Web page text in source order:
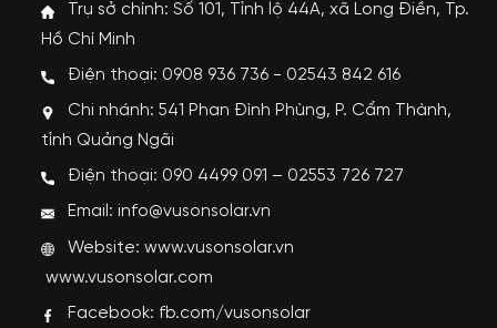
Trụ sở chính: Số 101, Tỉnh lộ 44A, xã Long Điền, Tp.
Hồ Chí Minh
Điện thoại: 0908 936 736 - 02543 842 616
Chi nhánh: 541 Phan Đình Phùng, P. Cẩm Thành,
tỉnh Quảng Ngãi
Điện thoại: 090 4499 091 – 02553 726 727
Email: info@vusonsolar.vn
Website:www.vusonsolar.vn
www.vusonsolar.com
Facebook: fb.com/vusonsolar